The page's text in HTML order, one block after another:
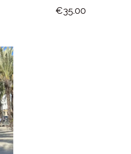
€35.00